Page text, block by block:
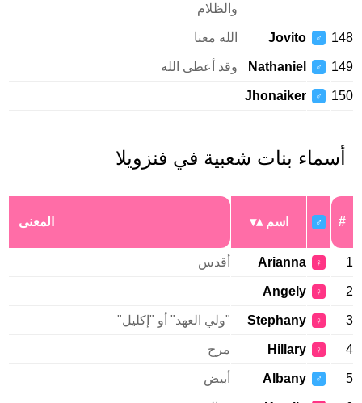
والظلام
148
♂
Jovito الله معنا
149
♂
Nathaniel وقد أعطى الله
150
♂
Jhonaiker
أسماء بنات شعبية في فنزويلا
#
♂ اسم المعنى
1
♀
Arianna أقدس
2
♀
Angely
3
♀
Stephany "ولي العهد" أو "إكليل"
4
♀
Hillary مرح
5
♂
Albany أبيض